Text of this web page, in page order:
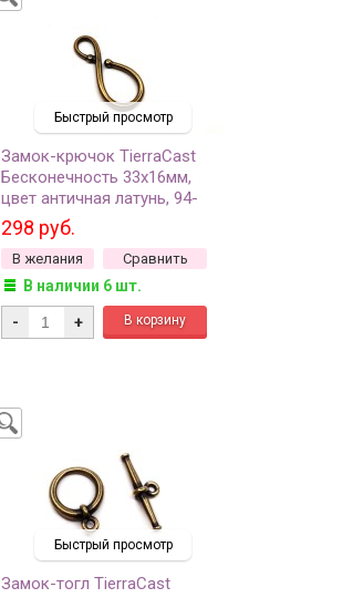
Быстрый просмотр
Замок-крючок TierraCast
Бесконечность 33х16мм,
цвет античная латунь, 94-
6178-27, 1шт
298 руб.
В желания Сравнить
В наличии 6 шт.
- +
Быстрый просмотр
Замок-тогл TierraCast